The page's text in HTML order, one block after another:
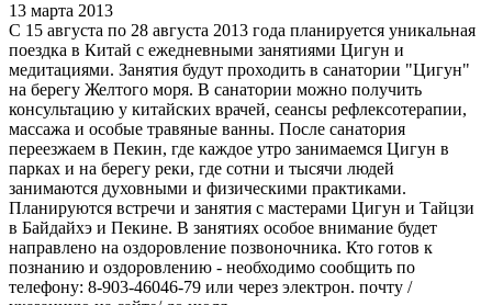
13 марта 2013
С 15 августа по 28 августа 2013 года планируется уникальная
поездка в Китай с ежедневными занятиями Цигун и
медитациями. Занятия будут проходить в санатории "Цигун"
на берегу Желтого моря. В санатории можно получить
консультацию у китайских врачей, сеансы рефлексотерапии,
массажа и особые травяные ванны. После санатория
переезжаем в Пекин, где каждое утро занимаемся Цигун в
парках и на берегу реки, где сотни и тысячи людей
занимаются духовными и физическими практиками.
Планируются встречи и занятия с мастерами Цигун и Тайцзи
в Байдайхэ и Пекине. В занятиях особое внимание будет
направлено на оздоровление позвоночника. Кто готов к
познанию и оздоровлению - необходимо сообщить по
телефону: 8-903-46046-79 или через электрон. почту /